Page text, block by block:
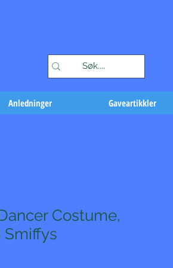
Anledninger Gaveartikkler
Costume,
Smiffys